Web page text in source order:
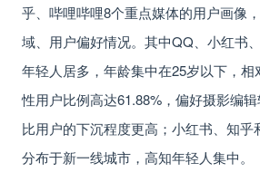
乎、哔哩哔哩8个重点媒体的用户画像
域、用户偏好情况。 其中QQ、小红书
年轻人居多，年龄集中在25岁以下，相
性用户比例高达61.88%，偏好摄影编
比用户的下沉程度更高；小红书、知乎
分布于新一线城市，高知年轻人集中。